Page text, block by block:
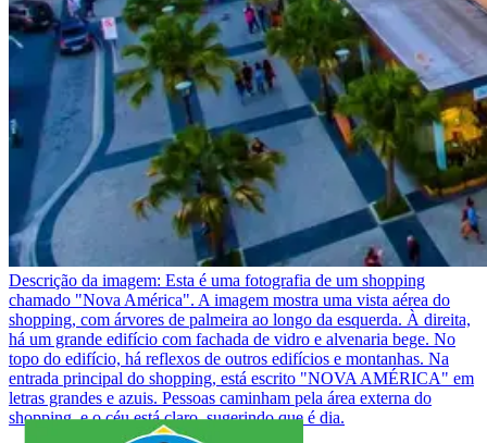
Descrição da imagem: Esta é uma fotografia de um shopping
chamado "Nova América". A imagem mostra uma vista aérea do
shopping, com árvores de palmeira ao longo da esquerda. À direita,
há um grande edifício com fachada de vidro e alvenaria bege. No
topo do edifício, há reflexos de outros edifícios e montanhas. Na
entrada principal do shopping, está escrito "NOVA AMÉRICA" em
letras grandes e azuis. Pessoas caminham pela área externa do
shopping, e o céu está claro, sugerindo que é dia.